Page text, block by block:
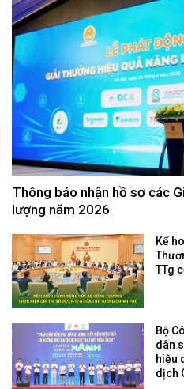
Thông báo nhận hồ sơ các
lượng năm 2026
Kế
TTg
Bộ
dân
hiệu
dịch